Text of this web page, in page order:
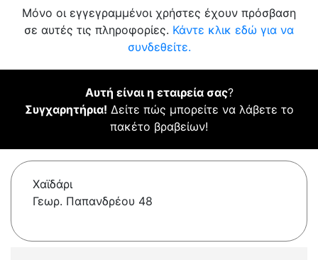
Μόνο οι εγγεγραμμένοι χρήστες έχουν πρόσβαση
σε αυτές τις πληροφορίες. Κάντε κλικ εδώ για να
συνδεθείτε.
Αυτή είναι η εταιρεία σας?
Συγχαρητήρια! Δείτε πώς μπορείτε να λάβετε το
πακέτο βραβείων!
Χαϊδάρι
Γεωρ. Παπανδρέου 48